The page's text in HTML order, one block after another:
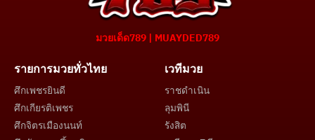
มวยเด็ด789 | MUAYDED789
รายการมวยทั่วไทย
ศึกเพชรยินดี
ศึกเกียรติเพชร
ศึกจิตรเมืองนนท์
เวทีมวย
ราชดำเนิน
ลุมพินี
รังสิต